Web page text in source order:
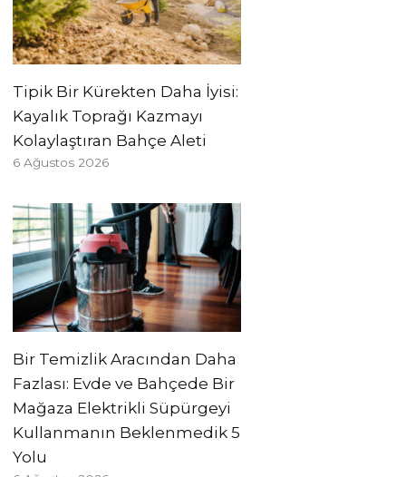
Tipik Bir Kürekten Daha İyisi:
Kayalık Toprağı Kazmayı
Kolaylaştıran Bahçe Aleti
6 Ağustos 2026
Bir Temizlik Aracından Daha
Fazlası: Evde ve Bahçede Bir
Mağaza Elektrikli Süpürgeyi
Kullanmanın Beklenmedik 5
Yolu